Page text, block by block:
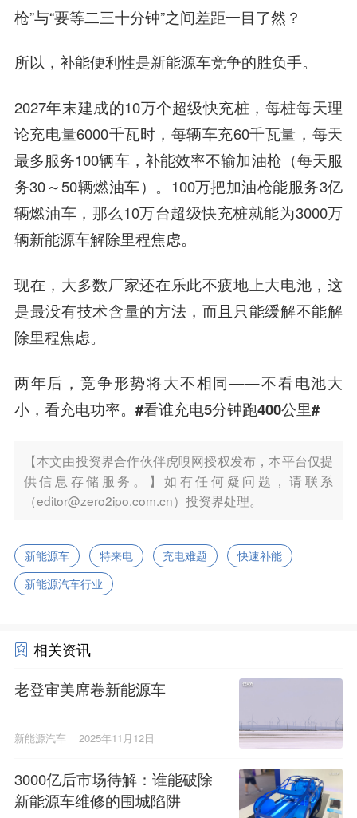
枪”与“要等二三十分钟”之间差距一目了然？
所以，补能便利性是新能源车竞争的胜负手。
2027年末建成的10万个超级快充桩，每桩每天理
论充电量6000千瓦时，每辆车充60千瓦量，每天
最多服务100辆车，补能效率不输加油枪（每天服
务30～50辆燃油车）。100万把加油枪能服务3亿
辆燃油车，那么10万台超级快充桩就能为3000万
辆新能源车解除里程焦虑。
现在，大多数厂家还在乐此不疲地上大电池，这
是最没有技术含量的方法，而且只能缓解不能解
除里程焦虑。
两年后，竞争形势将大不相同——不看电池大
小，看充电功率。#看谁充电5分钟跑400公里#
【本文由投资界合作伙伴虎嗅网授权发布，本平台仅提
供信息存储服务。】如有任何疑问题，请联系
（editor@zero2ipo.com.cn）投资界处理。
新能源车 特来电 充电难题
快速补能
新能源汽车行业
相关资讯
老登审美席卷新能源车
新能源汽车 2025年11月12日
3000亿后市场待解：谁能破除
新能源车维修的围城陷阱